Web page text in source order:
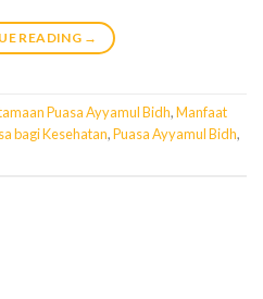
READING →
Puasa Ayyamul Bidh,Manfaat
bagi Kesehatan,Puasa Ayyamul Bidh,